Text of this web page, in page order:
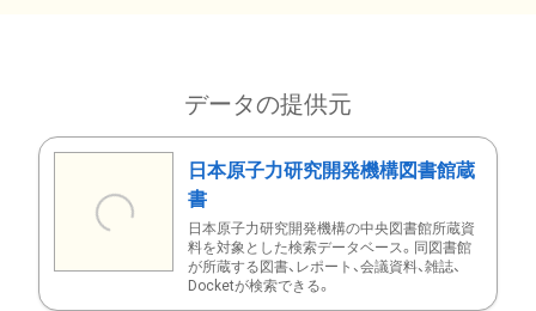
データの提供元
日本原子力研究開発機構図書館蔵
書
日本原子力研究開発機構の中央図書館所蔵資
料を対象とした検索データベース。同図書館
が所蔵する図書、レポート、会議資料、雑誌、
Docketが検索できる。